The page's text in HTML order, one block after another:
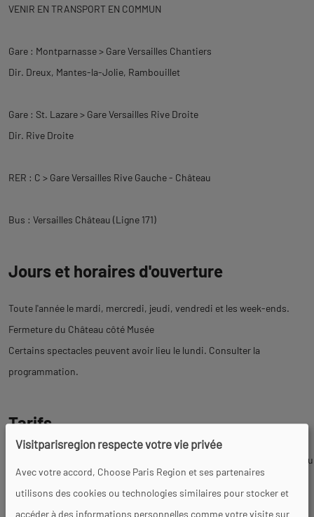
VENIR EN TRANSPORT EN COMMUN
Gare : Montparnasse > Gare Versailles Chantiers
Dir. Dreux, Mantes-la-Jolie, Rambouillet
Gare : St. Lazare > Gare Versailles Rive Droite
Dir. Rive Droite
RER : C > Gare Versailles Rive Gauche - Château
Bus : Versailles Château (Ligne 171)
Jours et horaires d'ouverture
Toute l'année le mardi, mercredi, jeudi, vendredi et les week-ends.
Fermeture du Château côté Musée
Certains spectacles peuvent avoir lieu le lundi. Consulter la
programmation.
Tarifs
Tarif unique : à partir de 19,50 € (Entrée comprise dans le billet
Le prix des billets pour les concerts varie selon la programmation.).
Gratuit pour les personnes handicapées et leurs accompagnants.
Visitparisregion respecte votre vie privée
Avec votre accord, Choose Paris Region et ses partenaires
utilisons des cookies ou technologies similaires pour stocker et
accéder à des informations personnelles comme votre visite sur